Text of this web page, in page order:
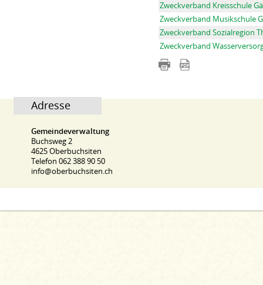
Zweckverband Kreisschule
Zweckverband Musikschule
Zweckverband Sozialregion
Zweckverband
Adresse
Gemeindeverwaltung
Buchsweg 2
4625 Oberbuchsiten
Telefon 062 388 90 50
info@oberbuchsiten.ch